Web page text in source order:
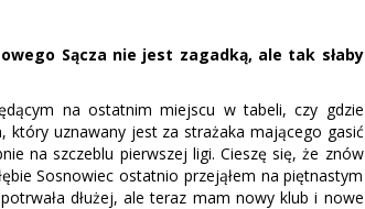
Sącza nie jest zagadką, ale tak słaby
na ostatnim miejscu w tabeli, czy gdzie
który uznawany jest za strażaka mającego gasić
na szczeblu pierwszej ligi. Cieszę się, że znów
Sosnowiec ostatnio przejąłem na piętnastym
dłużej, ale teraz mam nowy klub i nowe